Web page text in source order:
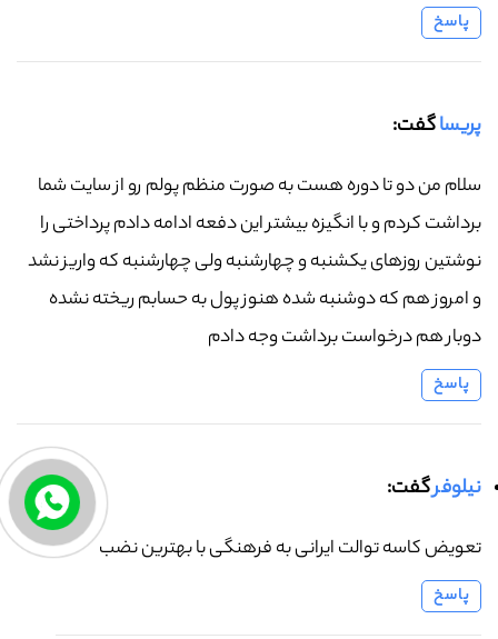
پاسخ
پریساگفت:
سلام من دو تا دوره هست به صورت منظم پولم رو از سایت شما
برداشت کردم و با انگیزه بیشتر این دفعه ادامه دادم پرداختی را
نوشتین روزهای یکشنبه و چهارشنبه ولی چهارشنبه که واریز نشد
و امروز هم که دوشنبه شده هنوز پول به حسابم ریخته نشده
دوبار هم درخواست برداشت وجه دادم
پاسخ
نیلوفرگفت:
تعویض کاسه توالت ایرانی به فرهنگی با بهترین نضب
پاسخ